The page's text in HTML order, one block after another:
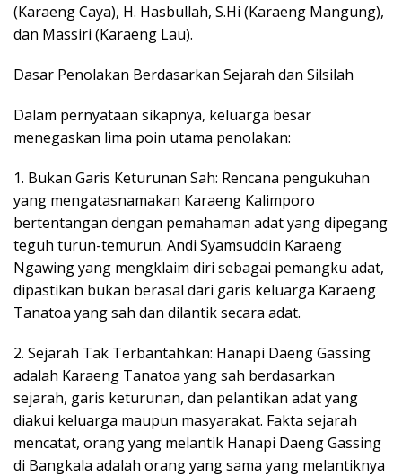
(Karaeng Caya), H. Hasbullah, S.Hi (Karaeng Mangung),
dan Massiri (Karaeng Lau).
Dasar Penolakan Berdasarkan Sejarah dan Silsilah
Dalam pernyataan sikapnya, keluarga besar
menegaskan lima poin utama penolakan:
1. Bukan Garis Keturunan Sah: Rencana pengukuhan
yang mengatasnamakan Karaeng Kalimporo
bertentangan dengan pemahaman adat yang dipegang
teguh turun-temurun. Andi Syamsuddin Karaeng
Ngawing yang mengklaim diri sebagai pemangku adat,
dipastikan bukan berasal dari garis keluarga Karaeng
Tanatoa yang sah dan dilantik secara adat.
2. Sejarah Tak Terbantahkan: Hanapi Daeng Gassing
adalah Karaeng Tanatoa yang sah berdasarkan
sejarah, garis keturunan, dan pelantikan adat yang
diakui keluarga maupun masyarakat. Fakta sejarah
mencatat, orang yang melantik Hanapi Daeng Gassing
di Bangkala adalah orang yang sama yang melantiknya